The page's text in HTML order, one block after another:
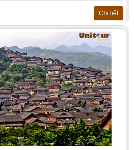
Chi tiết